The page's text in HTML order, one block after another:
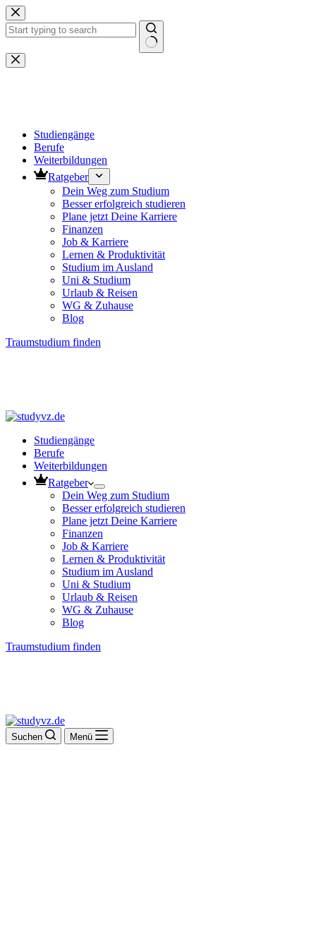
Zum
Inhalt
springen
Keine
Ergebnisse
Studiengänge
Berufe
Weiterbildungen
Ratgeber
Dein Weg zum Studium
Besser erfolgreich studieren
Plane jetzt Deine Karriere
Finanzen
Job & Karriere
Lernen & Produktivität
Studium im Ausland
Uni & Studium
Urlaub & Reisen
WG & Zuhause
Blog
Traumstudium finden
Studiengänge
Berufe
Weiterbildungen
Ratgeber
Dein Weg zum Studium
Besser erfolgreich studieren
Plane jetzt Deine Karriere
Finanzen
Job & Karriere
Lernen & Produktivität
Studium im Ausland
Uni & Studium
Urlaub & Reisen
WG & Zuhause
Blog
Traumstudium finden
Suchen Menü